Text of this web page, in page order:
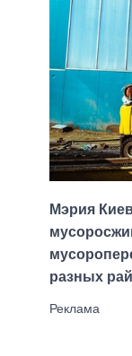
Мэрия
разных